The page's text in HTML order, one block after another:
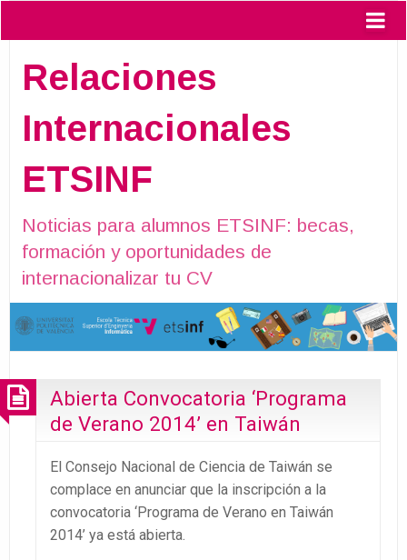
Relaciones
Internacionales
ETSINF
Noticias para alumnos ETSINF: becas,
formación y oportunidades de
internacionalizar tu CV
Abierta Convocatoria ‘Programa
de Verano 2014’ en Taiwán
El Consejo Nacional de Ciencia de Taiwán se
complace en anunciar que la inscripción a la
convocatoria ‘Programa de Verano en Taiwán
2014’ ya está abierta.